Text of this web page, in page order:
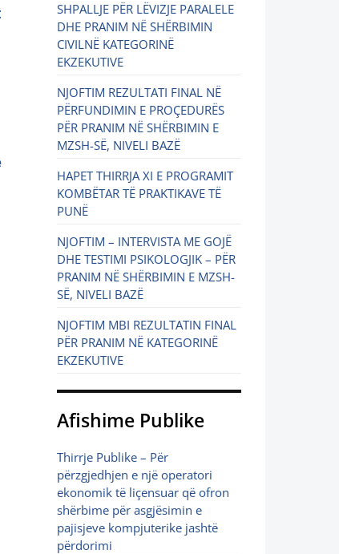
SHPALLJE PËR LËVIZJE PARALELE
DHE PRANIM NË SHËRBIMIN
CIVILNË KATEGORINË
EKZEKUTIVE
NJOFTIM REZULTATI FINAL NË
PËRFUNDIMIN E PROÇEDURËS
PËR PRANIM NË SHËRBIMIN E
MZSH-SË, NIVELI BAZË
HAPET THIRRJA XI E PROGRAMIT
KOMBËTAR TË PRAKTIKAVE TË
PUNË
NJOFTIM – INTERVISTA ME GOJË
DHE TESTIMI PSIKOLOGJIK – PËR
PRANIM NË SHËRBIMIN E MZSH-
SË, NIVELI BAZË
NJOFTIM MBI REZULTATIN FINAL
PËR PRANIM NË KATEGORINË
EKZEKUTIVE
Afishime Publike
Thirrje Publike – Për
përzgjedhjen e një operatori
ekonomik të liçensuar që ofron
shërbime për asgjësimin e
pajisjeve kompjuterike jashtë
përdorimi